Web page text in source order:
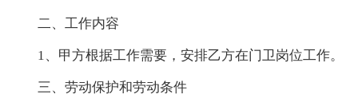
二、工作内容
1、甲方根据工作需要，安排乙方在门卫岗位工作。
三、劳动保护和劳动条件